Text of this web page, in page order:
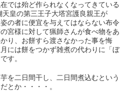
では殆ど作られなくなってきている
皇の第三王子大塔宮護良親王が
の者に便宜を与えてはならない布令
宮様に対して猟師さんが食べ物をあ
り、お餅すら渡さなかった事を悔
には餅をつかず雑煮の代わりに「ぼ
す。
を二日間干し、二日間煮込むという
とか・・・・。